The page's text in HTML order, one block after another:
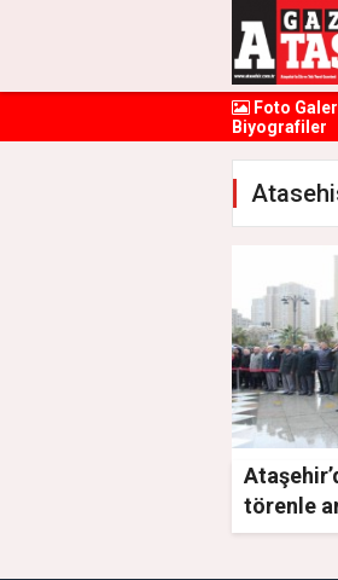
Foto
Biyografiler
törenle